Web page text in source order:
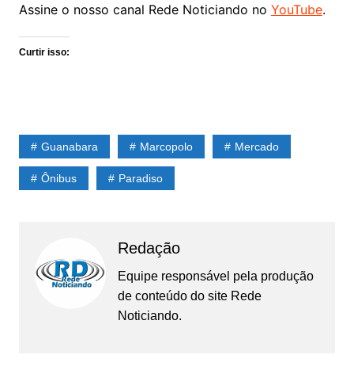
Assine o nosso canal Rede Noticiando no YouTube.
Curtir isso:
Guanabara Marcopolo Mercado
Ônibus Paradiso
Redação
Equipe responsável pela produção
de conteúdo do site Rede
Noticiando.